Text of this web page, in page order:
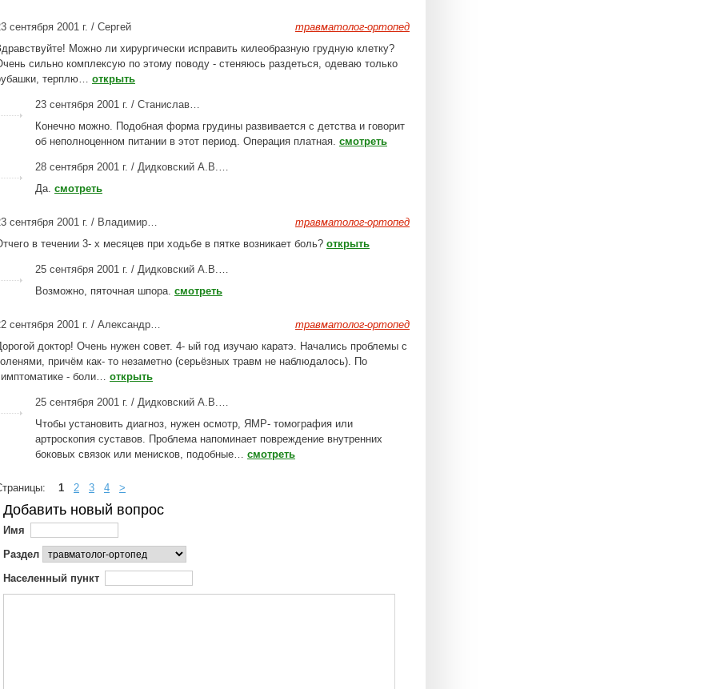
травматолог-ортопед
сентября 2001 г. / Сергей
Можно ли хирургически исправить килеобразную грудную клетку?
сильно комплексую по этому поводу - стеняюсь раздеться, одеваю только
терплю… открыть
23 сентября 2001 г. / Станислав…
Конечно можно. Подобная форма грудины развивается с детства и говорит
об неполноценном питании в этот период. Операция платная. смотреть
28 сентября 2001 г. / Дидковский А.В.…
Да. смотреть
травматолог-ортопед
сентября 2001 г. / Владимир…
в течении 3- х месяцев при ходьбе в пятке возникает боль? открыть
25 сентября 2001 г. / Дидковский А.В.…
Возможно, пяточная шпора. смотреть
травматолог-ортопед
сентября 2001 г. / Александр…
доктор! Очень нужен совет. 4- ый год изучаю каратэ. Hачались проблемы с
причём как- то незаметно (серьёзных травм не наблюдалось). По
- боли… открыть
25 сентября 2001 г. / Дидковский А.В.…
Чтобы установить диагноз, нужен осмотр, ЯМР- томография или
артроскопия суставов. Проблема напоминает повреждение внутренних
боковых связок или менисков, подобные… смотреть
1 2 3 4 >
Добавить новый вопрос
Имя
Раздел
Населенный пункт